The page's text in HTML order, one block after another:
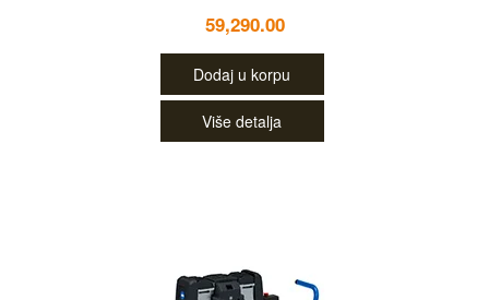
59,290.00
Dodaj u korpu
Više detalja